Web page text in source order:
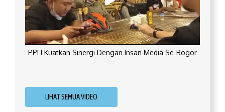
PPLI Kuatkan Sinergi Dengan Insan Media Se-Bogor
LIHAT SEMUA VIDEO